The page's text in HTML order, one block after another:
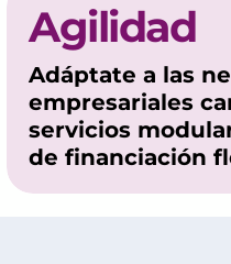
Agilidad
Adáptate a las
empresariales
servicios
de financiación